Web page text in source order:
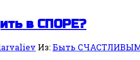
в СПОРЕ?
Из:Быть